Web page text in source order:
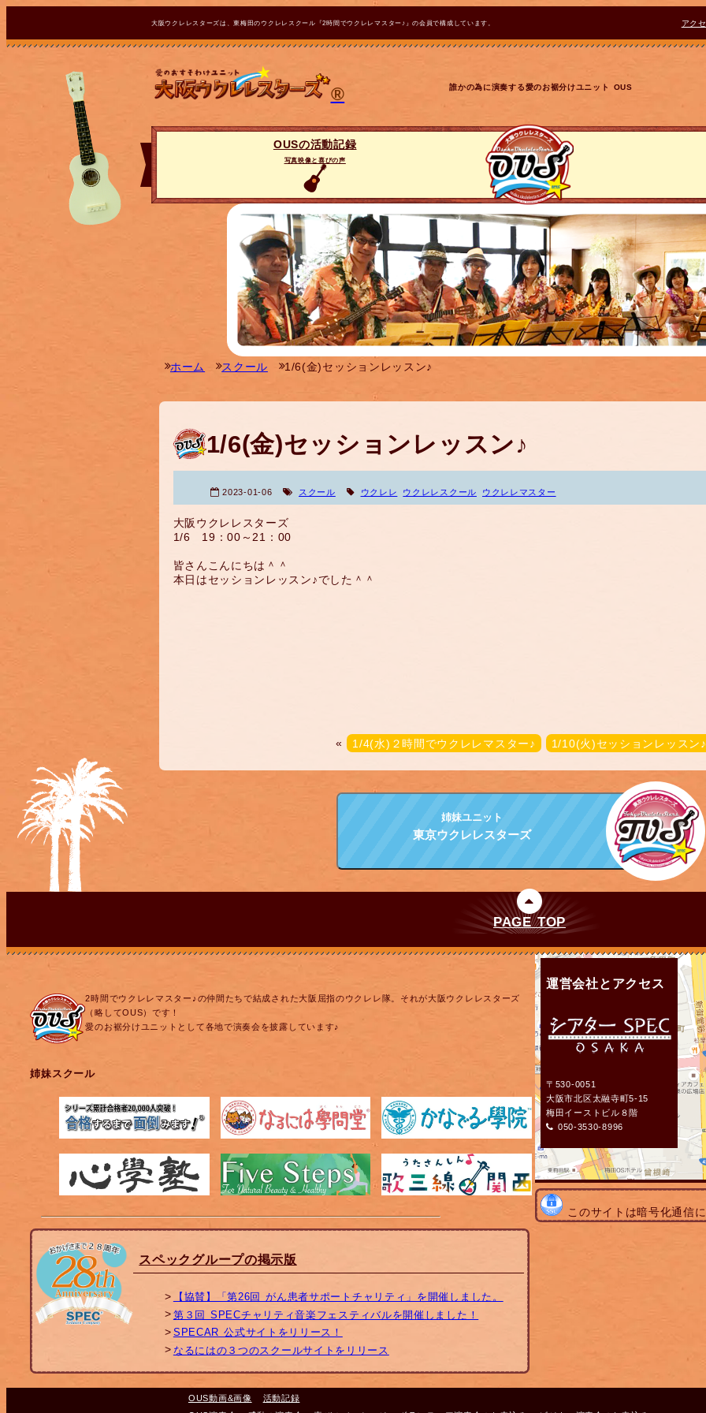
大阪ウクレレスターズは、東梅田のウクレレスクール『2時間でウクレレマスター♪』の会員で構成しています。 アク
® 誰かの為に演奏する愛のお裾分けユニット OUS
OUSの活動記録
写真映像と喜びの声
ホーム スクール 1/6(金)セッションレッスン♪
1/6(金)セッションレッスン♪
2023-01-06 スクール ウクレレ ウクレレスクール ウクレレマスター
大阪ウクレレスターズ
1/6 19：00～21：00
皆さんこんにちは＾＾
本日はセッションレッスン♪でした＾＾
« 1/4(水)２時間でウクレレマスター♪ 1/10(火)セッションレッスン♪
姉妹ユニット
東京ウクレレスターズ
PAGE TOP
2時間でウクレレマスター♪の仲間たちで結成された大阪屈指のウクレレ隊。それが大阪ウクレレスターズ
（略してOUS）です！
愛のお裾分けユニットとして各地で演奏会を披露しています♪
姉妹スクール
スペックグループの掲示版
【協賛】「第26回 がん患者サポートチャリティ」を開催しました。
第３回 SPECチャリティ音楽フェスティバルを開催しました！
SPECAR 公式サイトをリリース！
なるにはの３つのスクールサイトをリリース
運営会社とアクセス
〒530-0051
大阪市北区太融寺町5-15
梅田イーストビル８階
050-3530-8996
このサイトは暗号化通信
OUS動画&画像
活動記録